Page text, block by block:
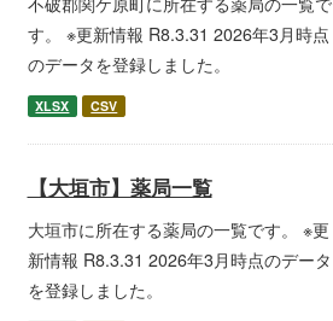
す。 ※更新情報 R8.3.31 2026年3月時点
のデータを登録しました。
XLSX CSV
【大垣市】薬局一覧
大垣市に所在する薬局の一覧です。 ※更
新情報 R8.3.31 2026年3月時点のデータ
を登録しました。